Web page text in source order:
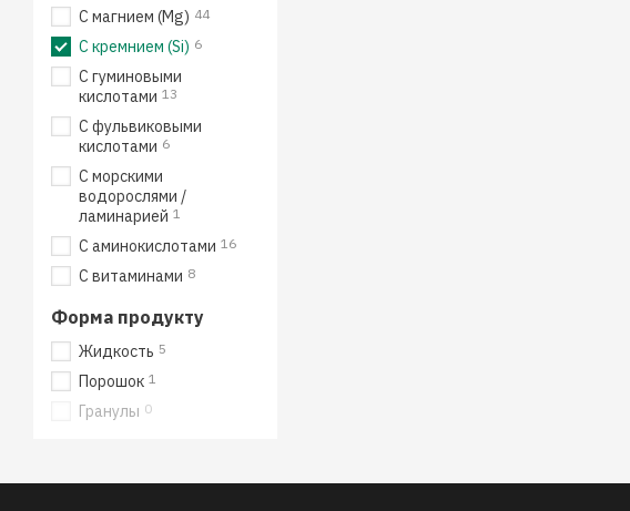
С магнием (Mg) 44
С кремнием (Si) 6
С гуминовыми
кислотами 13
С фульвиковыми
кислотами 6
С морскими
водорослями /
ламинарией 1
С аминокислотами 16
С витаминами 8
Форма продукту
Жидкость 5
Порошок 1
Гранулы 0